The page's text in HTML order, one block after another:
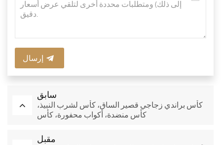
إرسال
سابق
كأس براندي زجاجي قصير الساق، كأس لشرب النبيذ،
كأس منضدة، أكواب محفورة، كأس
مقبل